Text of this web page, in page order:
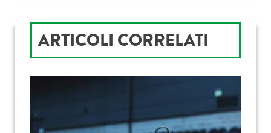
ARTICOLI CORRELATI